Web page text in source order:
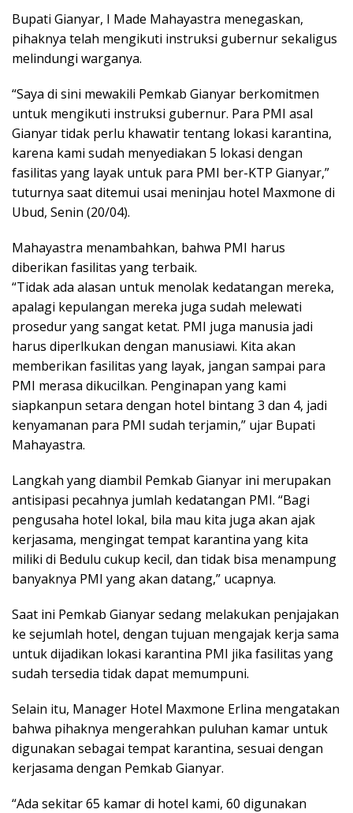
Bupati Gianyar, I Made Mahayastra menegaskan,
pihaknya telah mengikuti instruksi gubernur sekaligus
melindungi warganya.
“Saya di sini mewakili Pemkab Gianyar berkomitmen
untuk mengikuti instruksi gubernur. Para PMI asal
Gianyar tidak perlu khawatir tentang lokasi karantina,
karena kami sudah menyediakan 5 lokasi dengan
fasilitas yang layak untuk para PMI ber-KTP Gianyar,”
tuturnya saat ditemui usai meninjau hotel Maxmone di
Ubud, Senin (20/04).
Mahayastra menambahkan, bahwa PMI harus
diberikan fasilitas yang terbaik.
“Tidak ada alasan untuk menolak kedatangan mereka,
apalagi kepulangan mereka juga sudah melewati
prosedur yang sangat ketat. PMI juga manusia jadi
harus diperlkukan dengan manusiawi. Kita akan
memberikan fasilitas yang layak, jangan sampai para
PMI merasa dikucilkan. Penginapan yang kami
siapkanpun setara dengan hotel bintang 3 dan 4, jadi
kenyamanan para PMI sudah terjamin,” ujar Bupati
Mahayastra.
Langkah yang diambil Pemkab Gianyar ini merupakan
antisipasi pecahnya jumlah kedatangan PMI. “Bagi
pengusaha hotel lokal, bila mau kita juga akan ajak
kerjasama, mengingat tempat karantina yang kita
miliki di Bedulu cukup kecil, dan tidak bisa menampung
banyaknya PMI yang akan datang,” ucapnya.
Saat ini Pemkab Gianyar sedang melakukan penjajakan
ke sejumlah hotel, dengan tujuan mengajak kerja sama
untuk dijadikan lokasi karantina PMI jika fasilitas yang
sudah tersedia tidak dapat memumpuni.
Selain itu, Manager Hotel Maxmone Erlina mengatakan
bahwa pihaknya mengerahkan puluhan kamar untuk
digunakan sebagai tempat karantina, sesuai dengan
kerjasama dengan Pemkab Gianyar.
“Ada sekitar 65 kamar di hotel kami, 60 digunakan